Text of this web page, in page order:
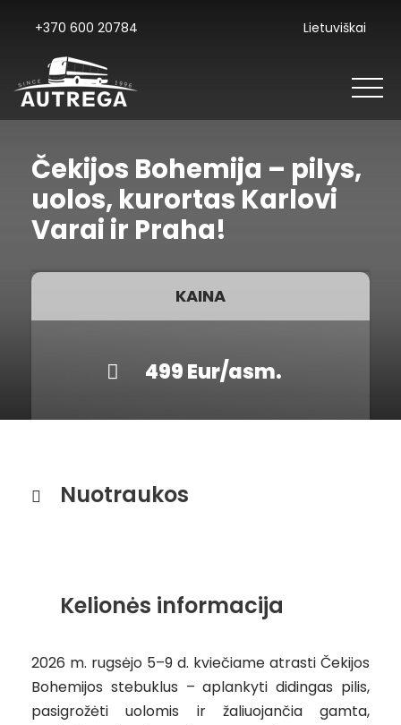
+370 600 20784 Lietuviškai
Čekijos Bohemija – pilys,
uolos, kurortas Karlovi
Varai ir Praha!
KAINA
499 Eur/asm.
Nuotraukos
Kelionės informacija
2026 m. rugsėjo 5–9 d. kviečiame atrasti Čekijos
Bohemijos stebuklus – aplankyti didingas pilis,
pasigrožėti uolomis ir žaliuojančia gamta,